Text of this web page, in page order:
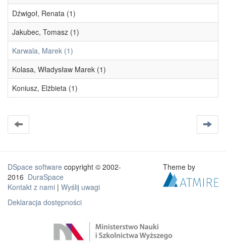
Dźwigoł, Renata (1)
Jakubec, Tomasz (1)
Karwala, Marek (1)
Kolasa, Władysław Marek (1)
Koniusz, Elżbieta (1)
DSpace software copyright © 2002-
2016 DuraSpace
Kontakt z nami | Wyślij uwagi
Deklaracja dostępności
Theme by